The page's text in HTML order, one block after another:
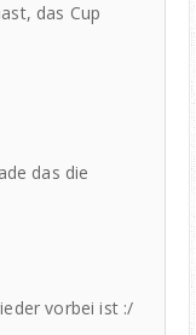
das Cup
das die
vorbei ist :/